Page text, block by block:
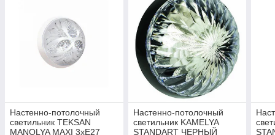
Настенно-потолочный
светильник TEKSAN
MANOLYA MAXI 3хE27
Настенно-потолочный
светильник KAMELYA
STANDART ЧЕРНЫЙ